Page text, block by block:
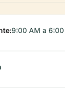
9:00 AM a 6:00